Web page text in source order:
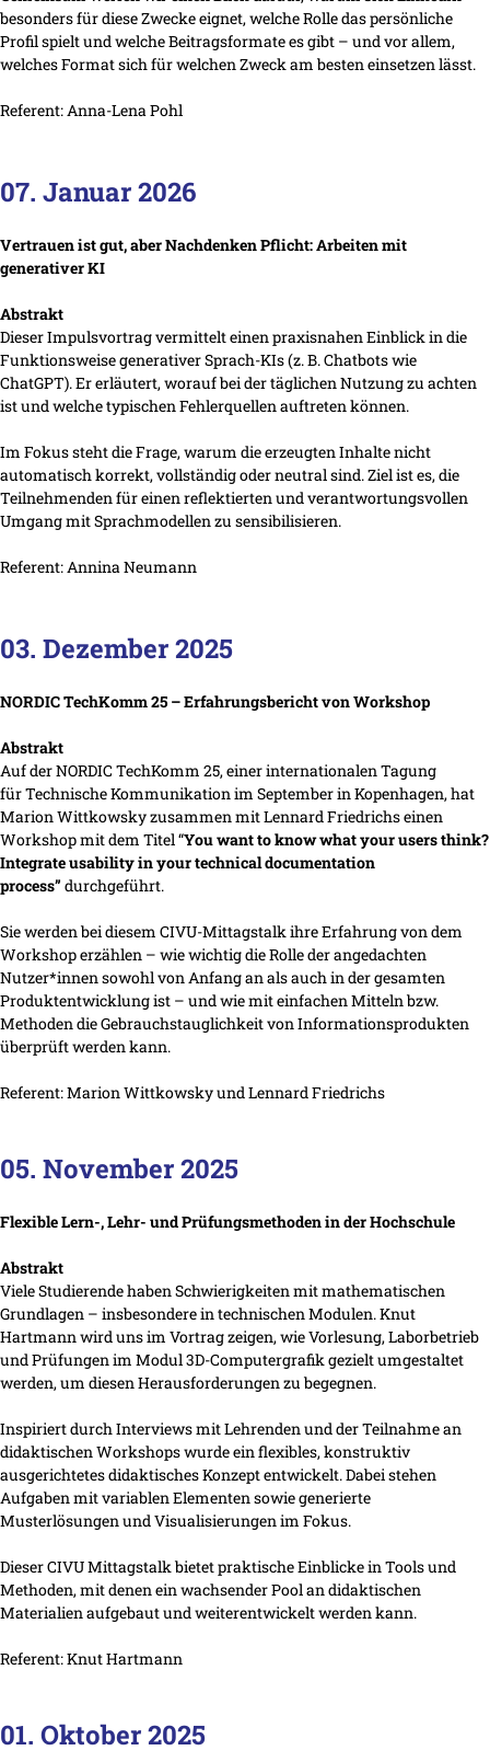
besonders für diese Zwecke eignet, welche Rolle das persönliche
Profil spielt und welche Beitragsformate es gibt – und vor allem,
welches Format sich für welchen Zweck am besten einsetzen lässt.
Referent: Anna-Lena Pohl
07. Januar 2026
Vertrauen ist gut, aber Nachdenken Pflicht: Arbeiten mit
generativer KI
Abstrakt
Dieser Impulsvortrag vermittelt einen praxisnahen Einblick in die
Funktionsweise generativer Sprach-KIs (z. B. Chatbots wie
ChatGPT). Er erläutert, worauf bei der täglichen Nutzung zu achten
ist und welche typischen Fehlerquellen auftreten können.
Im Fokus steht die Frage, warum die erzeugten Inhalte nicht
automatisch korrekt, vollständig oder neutral sind. Ziel ist es, die
Teilnehmenden für einen reflektierten und verantwortungsvollen
Umgang mit Sprachmodellen zu sensibilisieren.
Referent: Annina Neumann
03. Dezember 2025
NORDIC TechKomm 25 – Erfahrungsbericht von Workshop
Abstrakt
Auf der NORDIC TechKomm 25, einer internationalen Tagung
für Technische Kommunikation im September in Kopenhagen, hat
Marion Wittkowsky zusammen mit Lennard Friedrichs einen
Workshop mit dem Titel “You want to know what your users think?
Integrate usability in your technical documentation
process” durchgeführt.
Sie werden bei diesem CIVU-Mittagstalk ihre Erfahrung von dem
Workshop erzählen – wie wichtig die Rolle der angedachten
Nutzer*innen sowohl von Anfang an als auch in der gesamten
Produktentwicklung ist – und wie mit einfachen Mitteln bzw.
Methoden die Gebrauchstauglichkeit von Informationsprodukten
überprüft werden kann.
Referent: Marion Wittkowsky und Lennard Friedrichs
05. November 2025
Flexible Lern-, Lehr- und Prüfungsmethoden in der Hochschule
Abstrakt
Viele Studierende haben Schwierigkeiten mit mathematischen
Grundlagen – insbesondere in technischen Modulen. Knut
Hartmann wird uns im Vortrag zeigen, wie Vorlesung, Laborbetrieb
und Prüfungen im Modul 3D-Computergrafik gezielt umgestaltet
werden, um diesen Herausforderungen zu begegnen.
Inspiriert durch Interviews mit Lehrenden und der Teilnahme an
didaktischen Workshops wurde ein flexibles, konstruktiv
ausgerichtetes didaktisches Konzept entwickelt. Dabei stehen
Aufgaben mit variablen Elementen sowie generierte
Musterlösungen und Visualisierungen im Fokus.
Dieser CIVU Mittagstalk bietet praktische Einblicke in Tools und
Methoden, mit denen ein wachsender Pool an didaktischen
Materialien aufgebaut und weiterentwickelt werden kann.
Referent: Knut Hartmann
01. Oktober 2025